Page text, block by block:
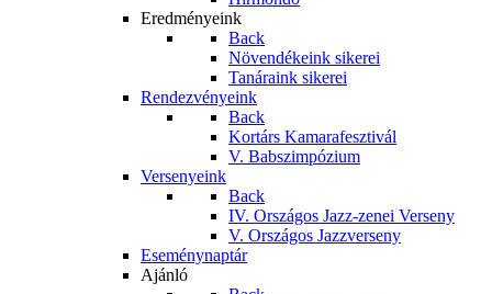
Eredményeink
Back
Növendékeink sikerei
Tanáraink sikerei
Rendezvényeink
Back
Kortárs Kamarafesztivál
V. Babszimpózium
Versenyeink
Back
IV. Országos Jazz-zenei Verseny
V. Országos Jazzverseny
Eseménynaptár
Ajánló